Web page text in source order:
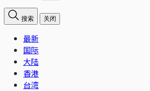
搜索 关闭
最新
国际
大陆
香港
台湾